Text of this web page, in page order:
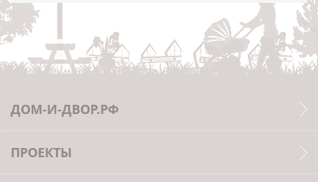
ДОМ-И-ДВОР.РФ
ПРОЕКТЫ